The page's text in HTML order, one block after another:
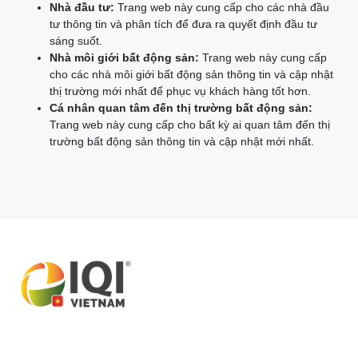
Nhà đầu tư: Trang web này cung cấp cho các nhà đầu
tư thông tin và phân tích để đưa ra quyết định đầu tư
sáng suốt.
Nhà môi giới bất động sản: Trang web này cung cấp
cho các nhà môi giới bất động sản thông tin và cập nhật
thị trường mới nhất để phục vụ khách hàng tốt hơn.
Cá nhân quan tâm đến thị trường bất động sản:
Trang web này cung cấp cho bất kỳ ai quan tâm đến thị
trường bất động sản thông tin và cập nhật mới nhất.